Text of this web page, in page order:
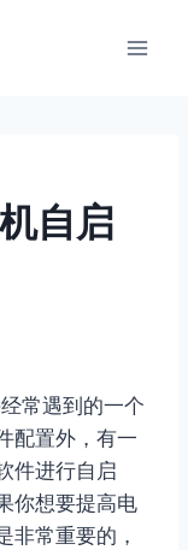
自启
常遇到的一个
配置外，有一
件进行自启
你想要提高电
非常重要的，